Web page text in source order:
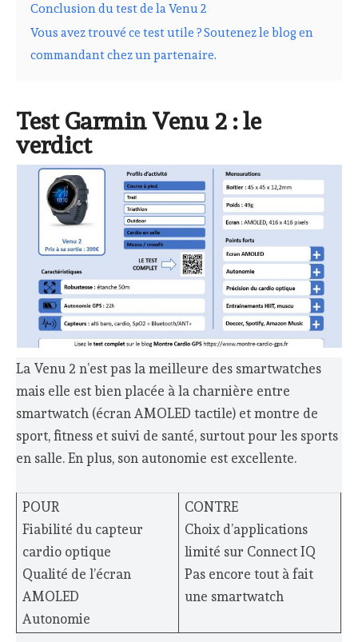
Conclusion du test de la Venu 2
Vous avez trouvé ce test utile ? Soutenez le blog en
commandant chez un partenaire.
Test Garmin Venu 2 : le
verdict
La Venu 2 n’est pas la meilleure des smartwatches
mais elle est bien placée à la charnière entre
smartwatch (écran AMOLED tactile) et montre de
sport, fitness et suivi de santé, surtout pour les sports
en salle. En plus, son autonomie est excellente.
POUR
Fiabilité du capteur
cardio optique
Qualité de l’écran
AMOLED
Autonomie
CONTRE
Choix d’applications
limité sur Connect IQ
Pas encore tout à fait
une smartwatch